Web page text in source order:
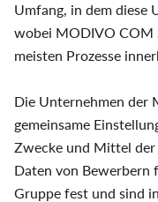
Umfang, in dem diese
wobei MODIVO COM
meisten Prozesse
Die Unternehmen der
gemeinsame
Zwecke und Mittel der
Daten von Bewerbern
Gruppe fest und sind